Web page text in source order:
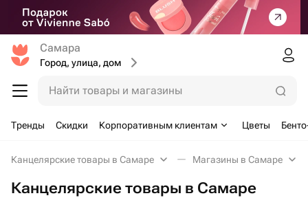
Самара
Город, улица, дом
Найти товары и магазины
Тренды Скидки Корпоративным клиентам Цветы
Канцелярские товары в Самаре Магазины в Самаре
Канцелярские товары в Самаре